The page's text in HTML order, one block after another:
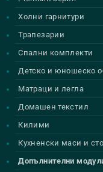
Холни гарнитури
Трапезарии
Спални комплекти
Детско и юношеско
Матраци и легла
Домашен текстил
Килими
Кухненски маси и
Допълнителни